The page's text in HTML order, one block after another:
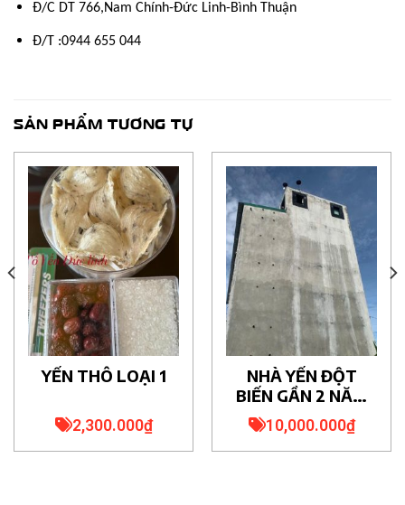
Đ/C DT 766,Nam Chính-Đức Linh-Bình Thuận
Đ/T :0944 655 044
SẢN PHẨM TƯƠNG TỰ
YẾN THÔ LOẠI 1
2,300.000₫
NHÀ YẾN ĐỘT
BIẾN GẦN 2 NĂM
THU HƠN 20KG.
10,000.000₫